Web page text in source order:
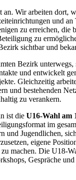
an. Wir arbeiten dort,
und
zu erreichen, die
zu
sichtbar und
Bezirk
und entwickelt
Gleichzeitig
und bestehenden
zu verankern.
ist die U16-Wahl am
im
und Jugendlichen,
eigene
machen. Die U18-
Gespräche